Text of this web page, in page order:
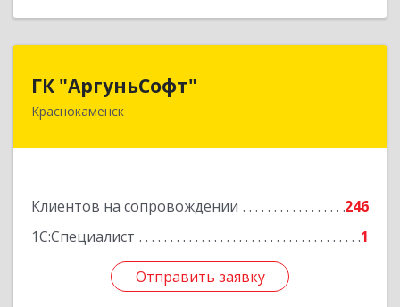
ГК "АргуньСофт"
Краснокаменск
Клиентов на сопровождении
246
1С:Специалист
1
Отправить заявку
674673, Забайкальский край, Краснокаменский
Подробнее
Отправить заявку